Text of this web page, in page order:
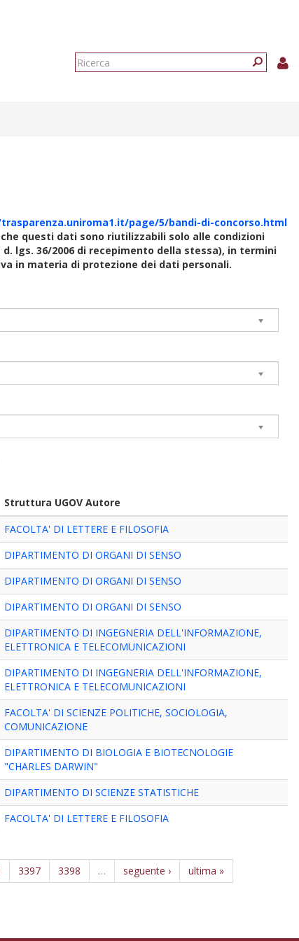
Form
page/5/bandi-di-concorso.html
che questi dati sono riutilizzabili solo alle condizioni
lgs. 36/2006 di recepimento della stessa), in termini
in materia di protezione dei dati personali.
Struttura UGOV Autore
FACOLTA' DI LETTERE E FILOSOFIA
DIPARTIMENTO DI ORGANI DI SENSO
DIPARTIMENTO DI ORGANI DI SENSO
DIPARTIMENTO DI ORGANI DI SENSO
DIPARTIMENTO DI INGEGNERIA DELL'INFORMAZIONE,
ELETTRONICA E TELECOMUNICAZIONI
DIPARTIMENTO DI INGEGNERIA DELL'INFORMAZIONE,
ELETTRONICA E TELECOMUNICAZIONI
FACOLTA' DI SCIENZE POLITICHE, SOCIOLOGIA,
COMUNICAZIONE
DIPARTIMENTO DI BIOLOGIA E BIOTECNOLOGIE
"CHARLES DARWIN"
DIPARTIMENTO DI SCIENZE STATISTICHE
FACOLTA' DI LETTERE E FILOSOFIA
3397 3398 … seguente › ultima »